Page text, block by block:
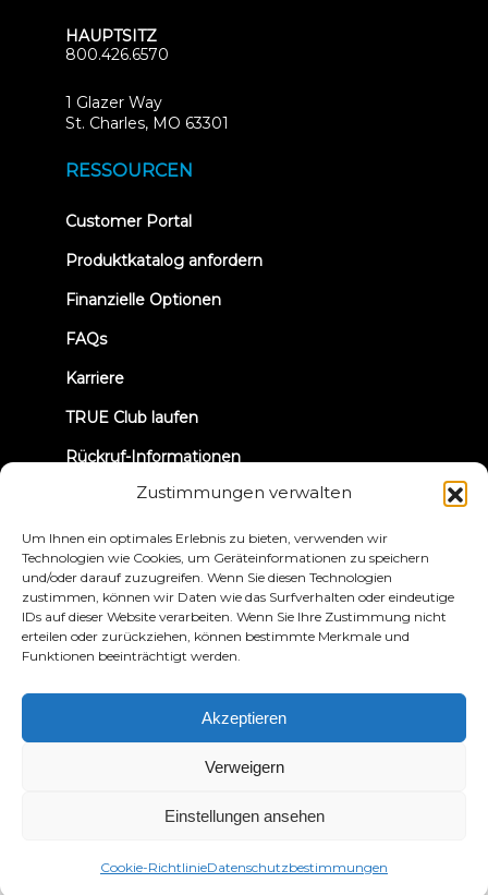
Zustimmungen verwalten
Um Ihnen ein optimales Erlebnis zu bieten, verwenden wir
Technologien wie Cookies, um Geräteinformationen zu speichern
und/oder darauf zuzugreifen. Wenn Sie diesen Technologien
zustimmen, können wir Daten wie das Surfverhalten oder eindeutige
IDs auf dieser Website verarbeiten. Wenn Sie Ihre Zustimmung nicht
erteilen oder zurückziehen, können bestimmte Merkmale und
Funktionen beeinträchtigt werden.
Akzeptieren
Verweigern
Einstellungen ansehen
Cookie-RichtlinieDatenschutzbestimmungen
HAUPTSITZ
800.426.6570
1 Glazer Way
St. Charles, MO 63301
RESSOURCEN
Customer Portal(opens
new
Produktkatalog anfordern
Finanzielle Optionen
FAQs
Karriere
TRUE Club laufen
Rückruf-Informationen
© 2026 True Fitness. All Rights Reserved
Datenschutzbestimmungen
Konditionen
Erklärung zur Zugänglichkeit
Deutsch